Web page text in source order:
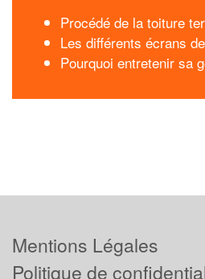
Procédé de la toiture
Les différents écrans
Pourquoi entretenir sa
Mentions Légales
Politique de